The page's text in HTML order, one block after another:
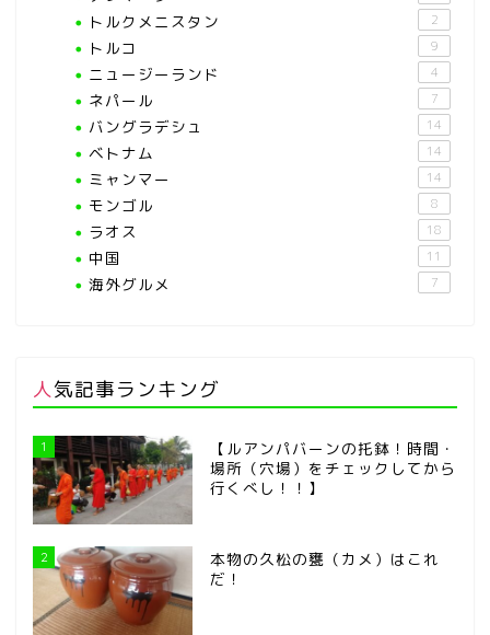
トルクメニスタン 2
トルコ 9
ニュージーランド 4
ネパール 7
バングラデシュ 14
ベトナム 14
ミャンマー 14
モンゴル 8
ラオス 18
中国 11
海外グルメ 7
人気記事ランキング
1
【ルアンパバーンの托鉢！時間・
場所（穴場）をチェックしてから
行くべし！！】
2
本物の久松の甕（カメ）はこれ
だ！